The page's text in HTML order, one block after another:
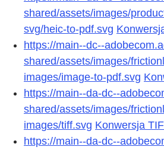
shared/assets/images/
svg/heic-to-pdf.svg
https://main--dc--
shared/assets/images/
images/image-to-pdf.svg
https://main--da-dc--
shared/assets/images/
images/tiff.svg Konwersja
https://main--da-dc--